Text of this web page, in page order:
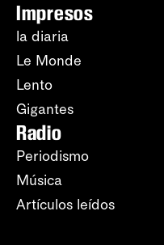
Impresos
la diaria
Le Monde
Lento
Gigantes
Radio
Periodismo
Música
Artículos leídos